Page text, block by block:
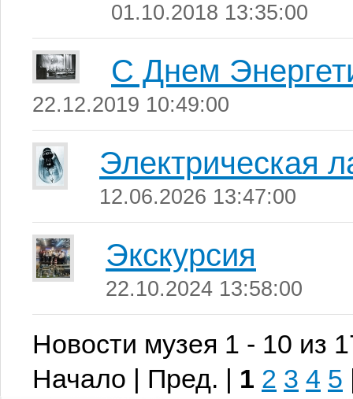
01.10.2018 13:35:00
С Днем
22.12.2019 10:49:00
Электрическая
12.06.2026 13:47:00
Экскурсия
22.10.2024 13:58:00
Новости музея 1 - 10 из
Начало | Пред. | 1 2 3 4 5